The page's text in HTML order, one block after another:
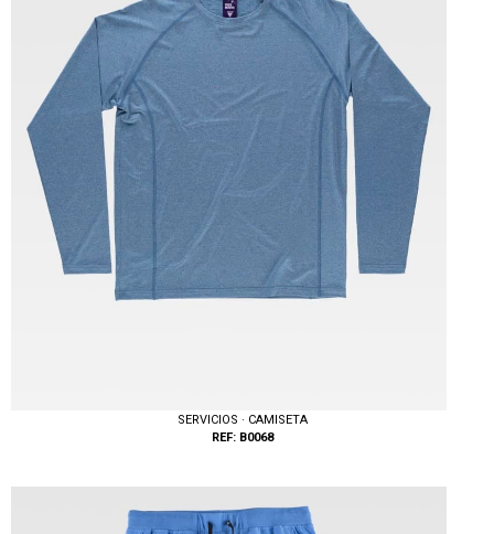
SERVICIOS · CAMISETA
REF: B0068